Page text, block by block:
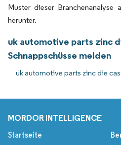
Muster dieser Branchenanalyse
herunter.
uk automotive parts zinc
Schnappschüsse melden
uk automotive parts zinc die
MORDOR INTELLIGENCE
Startseite